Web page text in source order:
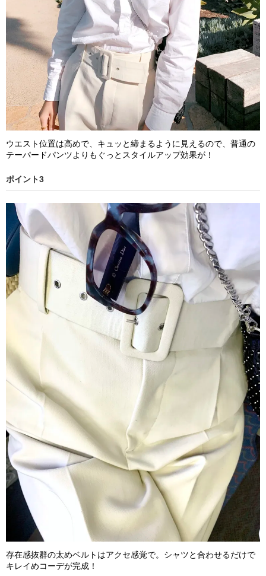
ウエスト位置は高めで、キュッと締まるように見えるので、普通の
テーパードパンツよりもぐっとスタイルアップ効果が！
ポイント3
存在感抜群の太めベルトはアクセ感覚で。シャツと合わせるだけで
キレイめコーデが完成！